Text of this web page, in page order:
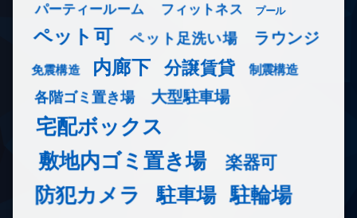
パーティールーム フィットネス プール
ペット可 ペット足洗い場 ラウンジ
免震構造 内廊下 分譲賃貸 制震構造
各階ゴミ置き場 大型駐車場
宅配ボックス
敷地内ゴミ置き場
楽器可
防犯カメラ 駐車場 駐輪場